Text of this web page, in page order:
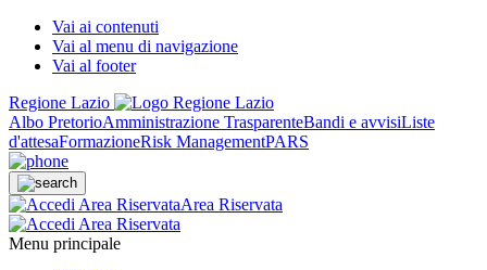
Vai ai contenuti
Vai al menu di navigazione
Vai al footer
Regione Lazio
Albo PretorioAmministrazione TrasparenteBandi e avvisiListe
d'attesaFormazioneRisk ManagementPARS
Area Riservata
Menu principale